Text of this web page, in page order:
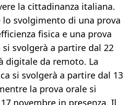
la cittadinanza italiana.
lo svolgimento di una prova
fisica e una prova
svolgerà a partire dal 22
digitale da remoto. La
si svolgerà a partire dal 13
la prova orale si
novembre in presenza. Il